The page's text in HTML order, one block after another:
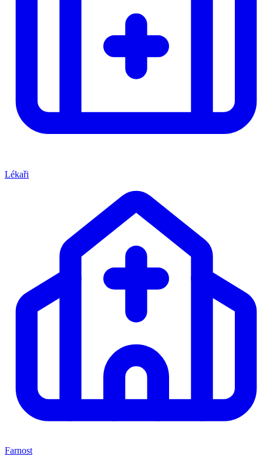
Lékaři
Farnost